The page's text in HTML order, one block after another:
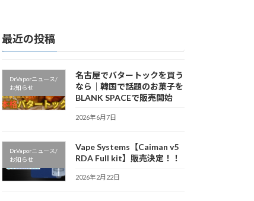
最近の投稿
Dr.Vaporニュース/
お知らせ
名古屋でバタートックを買う
なら｜韓国で話題のお菓子を
BLANK SPACEで販売開始
2026年6月7日
Dr.Vaporニュース/
お知らせ
Vape Systems【Caiman v5
RDA Full kit】販売決定！！
2026年2月22日